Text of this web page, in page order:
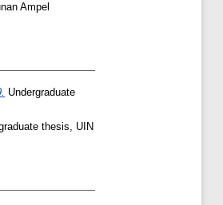
Ampel
Undergraduate
thesis, UIN